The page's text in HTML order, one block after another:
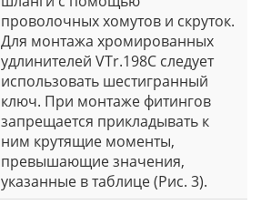
проволочных хомутов и скруток.
Для монтажа хромированных
удлинителей VTr.198C следует
использовать шестигранный
ключ. При монтаже фитингов
запрещается прикладывать к
ним крутящие моменты,
превышающие значения,
указанные в таблице (Рис. 3).